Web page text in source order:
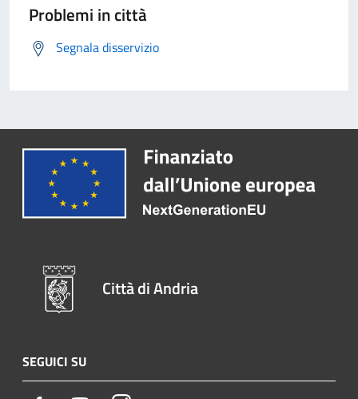
Problemi in città
Segnala disservizio
Città di Andria
SEGUICI SU